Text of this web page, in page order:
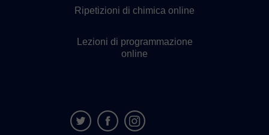
Ripetizioni di chimica online
Lezioni di programmazione
online